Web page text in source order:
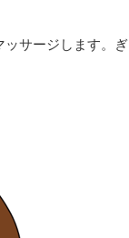
ッサージします。ぎ